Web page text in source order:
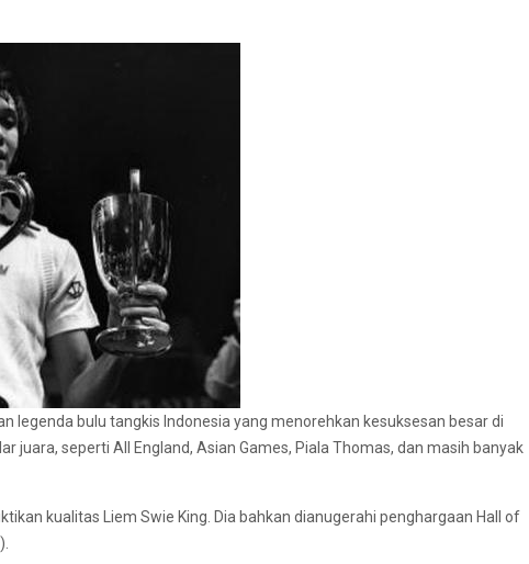
legenda bulu tangkis Indonesia yang menorehkan kesuksesan besar di
juara, seperti All England, Asian Games, Piala Thomas, dan masih banyak
kualitas Liem Swie King. Dia bahkan dianugerahi penghargaan Hall of